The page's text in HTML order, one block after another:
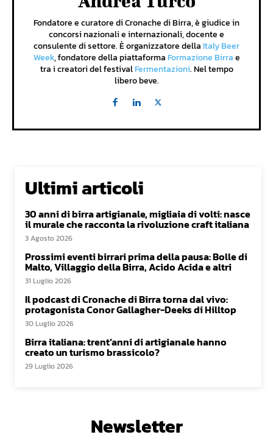
Fondatore e curatore di Cronache di Birra, è giudice in
concorsi nazionali e internazionali, docente e
consulente di settore. È organizzatore della Italy Beer
Week, fondatore della piattaforma Formazione Birrae
tra i creatori del festivalFermentazioni. Nel tempo
libero beve.
Ultimi articoli
30 anni di birra artigianale, migliaia di volti: nasce
il murale che racconta la rivoluzione craft italiana
3 Agosto 2026
Prossimi eventi birrari prima della pausa: Bolle di
Malto, Villaggio della Birra, Acido Acida e altri
31 Luglio 2026
Il podcast di Cronache di Birra torna dal vivo:
protagonista Conor Gallagher-Deeks di Hilltop
30 Luglio 2026
Birra italiana: trent’anni di artigianale hanno
creato un turismo brassicolo?
29 Luglio 2026
Newsletter